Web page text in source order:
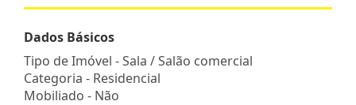
Dados Básicos
Tipo de Imóvel - Sala / Salão comercial
Categoria - Residencial
Mobiliado - Não